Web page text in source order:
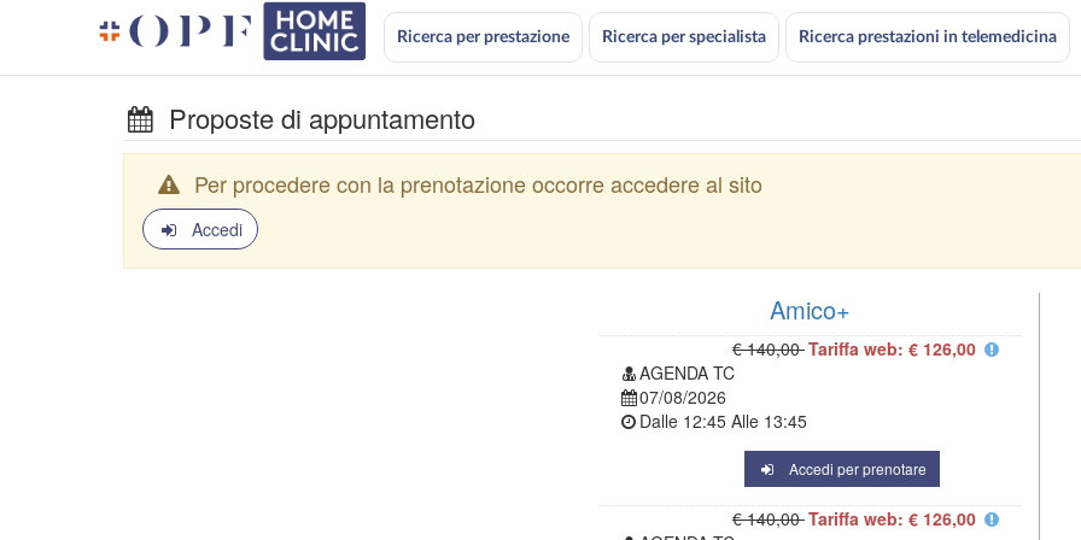
Ricerca per prestazione Ricerca per specialista Ricerca prestazioni in telemedicina
Proposte di appuntamento
Per procedere con la prenotazione occorre accedere al sito
Accedi
Amico+
€ 140,00Tariffa web: € 126,00
AGENDA TC
07/08/2026
Dalle 12:45 Alle 13:45
Accedi per prenotare
€ 140,00Tariffa web: € 126,00